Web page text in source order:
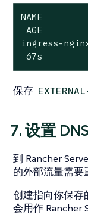
NAME
AGE
ingress-
67s
保存
7. 设置 DNS
到 Rancher
的外部流量需要
创建指向你保存
会用作 Rancher